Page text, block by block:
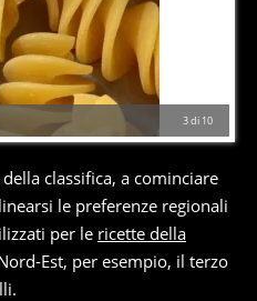
3di 10
classifica, a cominciare
le preferenze regionali
per le ricette della
Est, per esempio, il terzo